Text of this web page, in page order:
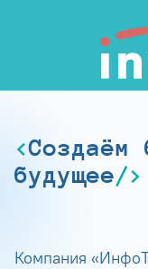
Создаём
будущее
Компания